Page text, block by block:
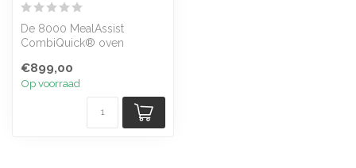
De 8000 MealAssist
CombiQuick® oven
verwarmingsfuncties met
magnetron...
€899,00
Op voorraad